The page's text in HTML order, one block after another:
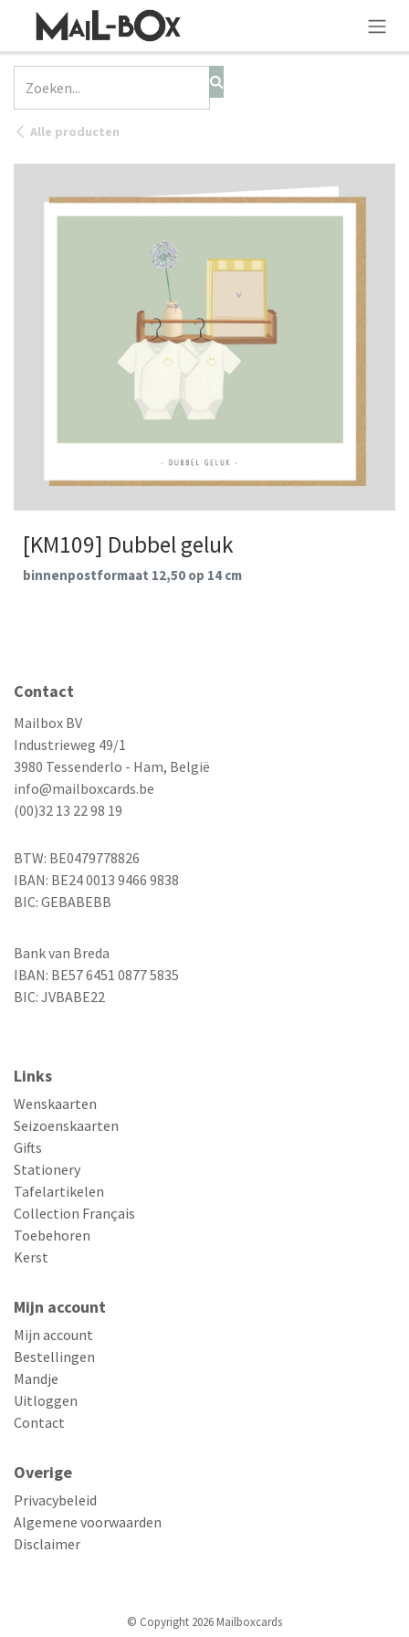
OVERSLAAN NAAR INHOUD
Alle producten
[KM109] Dubbel geluk
binnenpostformaat 12,50 op 14 cm
Contact
Mailbox BV
Industrieweg 49/1
3980 Tessenderlo - Ham, België
info@mailboxcards.be
(00)32 13 22 98 19
BTW: BE0479778826
IBAN: BE24 0013 9466 9838
BIC: GEBABEBB
Bank van Breda
IBAN: BE57 6451 0877 5835
BIC: JVBABE22
Links
Wenskaarten
Seizoenskaarten
Gifts
Stationery
Tafelartikelen
Collection Français
Toebehoren
Kerst
Mijn account
Mijn account
Bestellingen
Mandje
Uitloggen
Contact
Overige
Privacybeleid
Algemene voorwaarden
Disclaimer
© Copyright 2026 Mailboxcards